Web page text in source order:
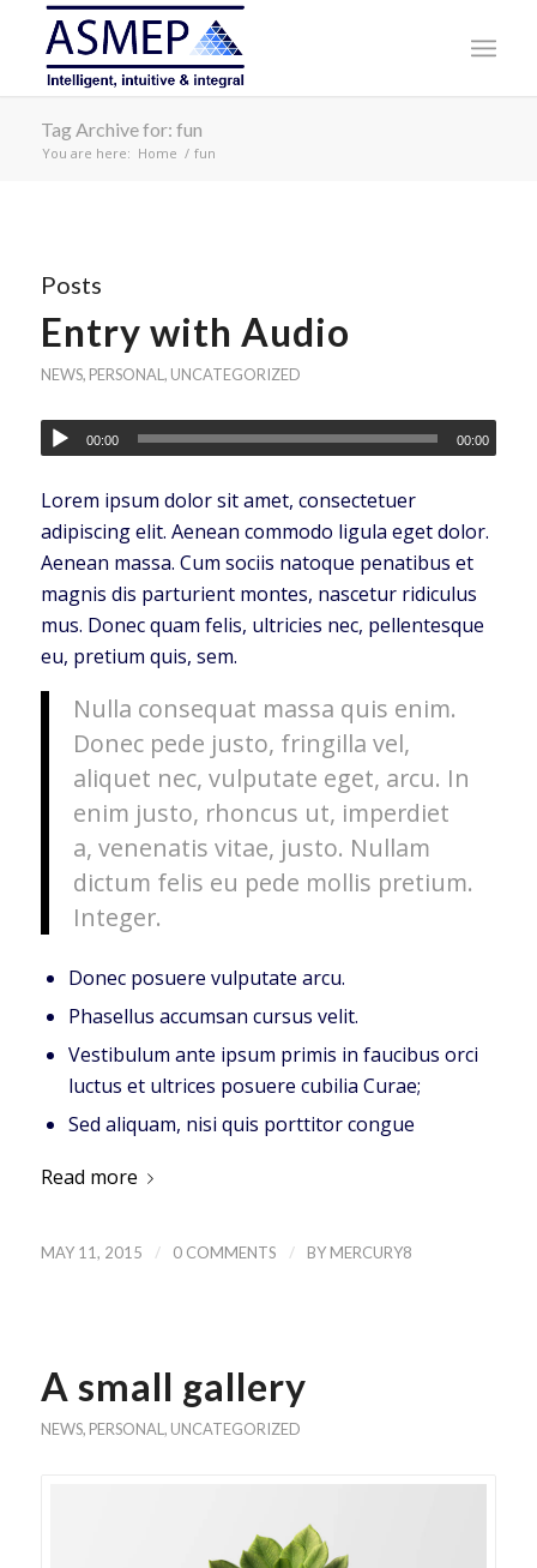
Tag Archive for: fun
You are here: Home / fun
Posts
Entry with Audio
NEWS, PERSONAL , UNCATEGORIZED
00:00 00:00
Lorem ipsum dolor sit amet, consectetuer
adipiscing elit. Aenean commodo ligula eget dolor.
Aenean massa. Cum sociis natoque penatibus et
magnis dis parturient montes, nascetur ridiculus
mus. Donec quam felis, ultricies nec, pellentesque
eu, pretium quis, sem.
Nulla consequat massa quis enim.
Donec pede justo, fringilla vel,
aliquet nec, vulputate eget, arcu. In
enim justo, rhoncus ut, imperdiet
a, venenatis vitae, justo. Nullam
dictum felis eu pede mollis pretium.
Integer.
Donec posuere vulputate arcu.
Phasellus accumsan cursus velit.
Vestibulum ante ipsum primis in faucibus orci
luctus et ultrices posuere cubilia Curae;
Sed aliquam, nisi quis porttitor congue
Read more
MAY 11, 2015 / 0 COMMENTS / BY MERCURY8
A small gallery
NEWS, PERSONAL, UNCATEGORIZED